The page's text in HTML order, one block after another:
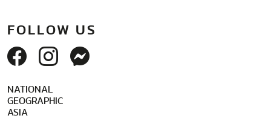
FOLLOW US
NATIONAL
GEOGRAPHIC
ASIA